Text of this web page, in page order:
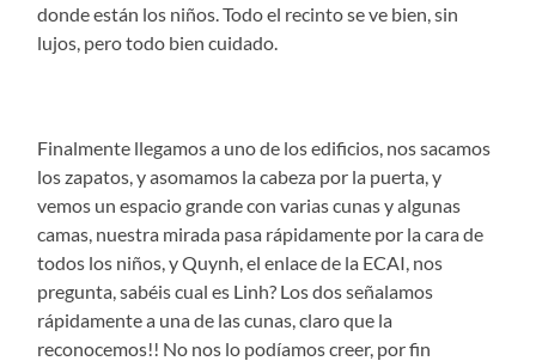
donde están los niños. Todo el recinto se ve bien, sin
lujos, pero todo bien cuidado.
Finalmente llegamos a uno de los edificios, nos sacamos
los zapatos, y asomamos la cabeza por la puerta, y
vemos un espacio grande con varias cunas y algunas
camas, nuestra mirada pasa rápidamente por la cara de
todos los niños, y Quynh, el enlace de la ECAI, nos
pregunta, sabéis cual es Linh? Los dos señalamos
rápidamente a una de las cunas, claro que la
reconocemos!! No nos lo podíamos creer, por fin